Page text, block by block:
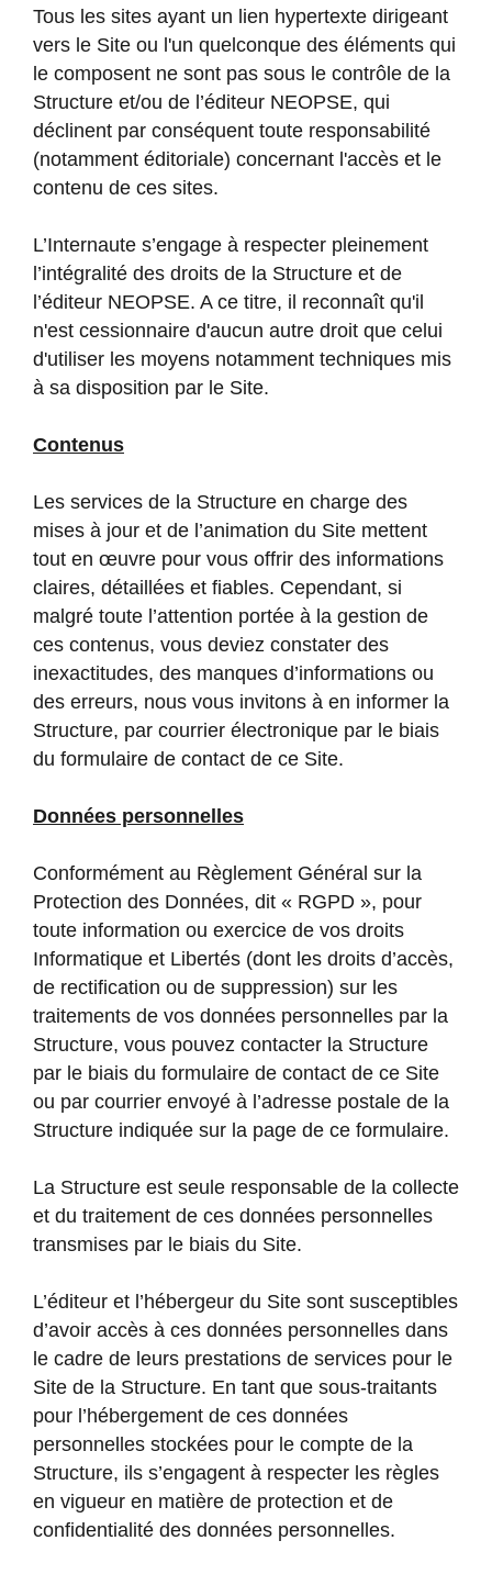
Tous les sites ayant un lien hypertexte dirigeant
vers le Site ou l'un quelconque des éléments qui
le composent ne sont pas sous le contrôle de la
Structure et/ou de l’éditeur NEOPSE, qui
déclinent par conséquent toute responsabilité
(notamment éditoriale) concernant l'accès et le
contenu de ces sites.
L’Internaute s’engage à respecter pleinement
l’intégralité des droits de la Structure et de
l’éditeur NEOPSE. A ce titre, il reconnaît qu'il
n'est cessionnaire d'aucun autre droit que celui
d'utiliser les moyens notamment techniques mis
à sa disposition par le Site.
Contenus
Les services de la Structure en charge des
mises à jour et de l’animation du Site mettent
tout en œuvre pour vous offrir des informations
claires, détaillées et fiables. Cependant, si
malgré toute l’attention portée à la gestion de
ces contenus, vous deviez constater des
inexactitudes, des manques d’informations ou
des erreurs, nous vous invitons à en informer la
Structure, par courrier électronique par le biais
du formulaire de contact de ce Site.
Données personnelles
Conformément au Règlement Général sur la
Protection des Données, dit « RGPD », pour
toute information ou exercice de vos droits
Informatique et Libertés (dont les droits d’accès,
de rectification ou de suppression) sur les
traitements de vos données personnelles par la
Structure, vous pouvez contacter la Structure
par le biais du formulaire de contact de ce Site
ou par courrier envoyé à l’adresse postale de la
Structure indiquée sur la page de ce formulaire.
La Structure est seule responsable de la collecte
et du traitement de ces données personnelles
transmises par le biais du Site.
L’éditeur et l’hébergeur du Site sont susceptibles
d’avoir accès à ces données personnelles dans
le cadre de leurs prestations de services pour le
Site de la Structure. En tant que sous-traitants
pour l’hébergement de ces données
personnelles stockées pour le compte de la
Structure, ils s’engagent à respecter les règles
en vigueur en matière de protection et de
confidentialité des données personnelles.